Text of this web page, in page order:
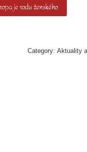
je rodu ženského
Category:Aktuality